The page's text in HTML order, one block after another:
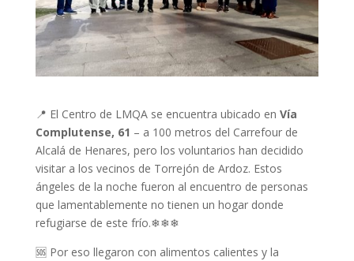
📍 El Centro de LMQA se encuentra ubicado en Vía
Complutense, 61 – a 100 metros del Carrefour de
Alcalá de Henares, pero los voluntarios han decidido
visitar a los vecinos de Torrejón de Ardoz. Estos
ángeles de la noche fueron al encuentro de personas
que lamentablemente no tienen un hogar donde
refugiarse de este frío.❄❄❄
🆘 Por eso llegaron con alimentos calientes y la